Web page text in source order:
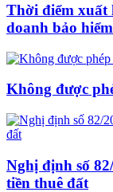
Thời điểm xuất
doanh bảo
Không được
Nghị định số
tiền thuê đất